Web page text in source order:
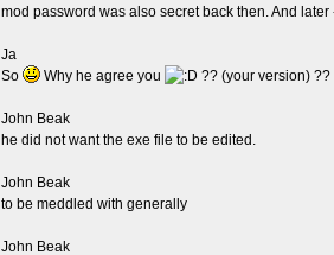
mod password was also secret back then. And
Ja
So
Why he agree you ?? (your version) ??
John Beak
he did not want the exe file to be edited.
John Beak
to be meddled with generally
John Beak